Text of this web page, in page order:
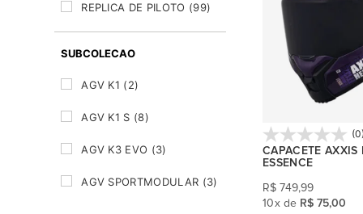
REPLICA DE PILOTO (99)
SUBCOLECAO
AGV K1 (2)
AGV K1 S (8)
AGV K3 EVO (3)
AGV SPORTMODULAR (3)
(0)
CAPACETE AXXIS
ESSENCE
R$ 749,99
10x de R$ 75,00